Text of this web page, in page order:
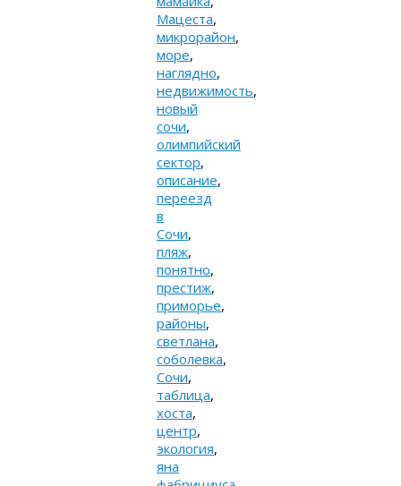
Мацеста,
микрорайон,
море,
наглядно,
недвижимость,
новый
сочи,
олимпийский
сектор,
описание,
переезд
в
Сочи,
пляж,
понятно,
престиж,
приморье,
районы,
светлана,
соболевка,
Сочи,
таблица,
хоста,
центр,
экология,
яна